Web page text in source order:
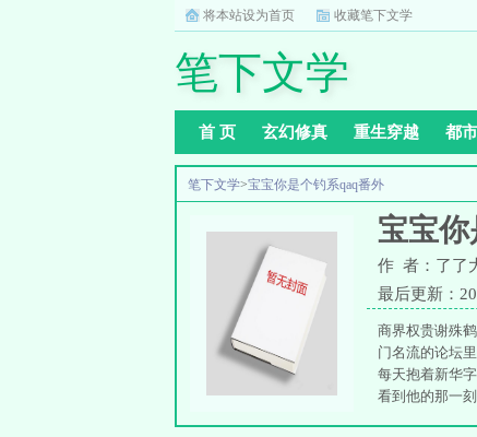
将本站设为首页 收藏笔下文学
笔下文学
首 页 玄幻修真 重生穿越 都
笔下文学>宝宝你是个钓系qaq番外
宝宝
作 者：了了
最后更新：
商界权贵谢殊
门名流的论坛
每天抱着新华
看到他的那一